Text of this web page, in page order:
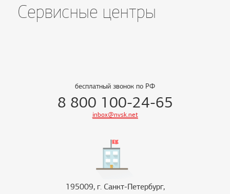
Сервисные центры
бесплатный звонок по РФ
8 800 100-24-65
inbox@nvsk.net
195009, г. Санкт-Петербург,